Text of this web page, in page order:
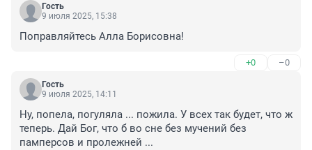
Гость
9 июля 2025, 15:38
Поправляйтесь Алла Борисовна!
+0 –0
Гость
9 июля 2025, 14:11
Ну, попела, погуляла ... пожила. У всех так будет, что ж
теперь. Дай Бог, что б во сне без мучений без
памперсов и пролежней ...